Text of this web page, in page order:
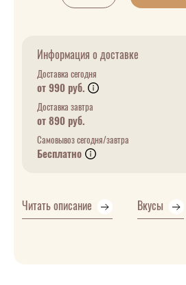
Информация о доставке
Доставка сегодня
от 990 руб.
Доставка завтра
от 890 руб.
Самовывоз сегодня/завтра
Бесплатно
Читать описание Вкусы